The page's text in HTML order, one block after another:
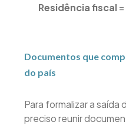
Residência fiscal=
Documentos que
do país
Para formalizar a saída
preciso reunir